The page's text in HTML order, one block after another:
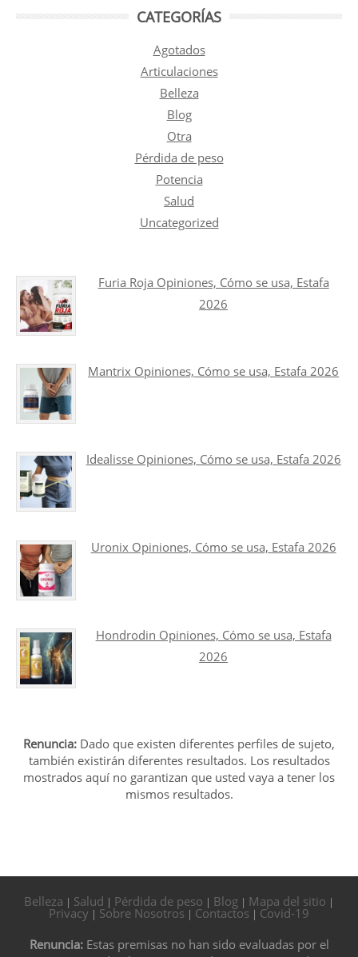
CATEGORÍAS
Agotados
Articulaciones
Belleza
Blog
Otra
Pérdida de peso
Potencia
Salud
Uncategorized
Furia Roja Opiniones, Cómo se usa, Estafa
2026
Mantrix Opiniones, Cómo se usa, Estafa 2026
Idealisse Opiniones, Cómo se usa, Estafa 2026
Uronix Opiniones, Cómo se usa, Estafa 2026
Hondrodin Opiniones, Cómo se usa, Estafa
2026
Renuncia: Dado que existen diferentes perfiles de sujeto,
también existirán diferentes resultados. Los resultados
mostrados aquí no garantizan que usted vaya a tener los
mismos resultados.
Belleza | Salud | Pérdida de peso | Blog | Mapa del sitio |
Privacy | Sobre Nosotros | Contactos | Covid-19
Renuncia:Estas premisas no han sido evaluadas por el